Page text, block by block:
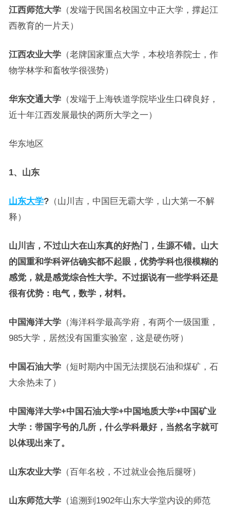
江西师范大学（发端于民国名校国立中正大学，撑起江
西教育的一片天）
江西农业大学（老牌国家重点大学，本校培养院士，作
物学林学和畜牧学很强势）
华东交通大学（发端于上海铁道学院毕业生口碑良好，
近十年江西发展最快的两所大学之一）
华东地区
1、山东
山东大学?（山川吉，中国巨无霸大学，山大第一不解
释）
山川吉，不过山大在山东真的好热门，生源不错。山大
的国重和学科评估确实都不起眼，优势学科也很模糊的
感觉，就是感觉综合性大学。不过据说有一些学科还是
很有优势：电气，数学，材料。
中国海洋大学（海洋科学最高学府，有两个一级国重，
985大学，居然没有国重实验室，这是硬伤呀）
中国石油大学（短时期内中国无法摆脱石油和煤矿，石
大余热未了）
中国海洋大学+中国石油大学+中国地质大学+中国矿业
大学：带国字号的几所，什么学科最好，当然名字就可
以体现出来了。
山东农业大学（百年名校，不过就业会拖后腿呀）
山东师范大学（追溯到1902年山东大学堂内设的师范